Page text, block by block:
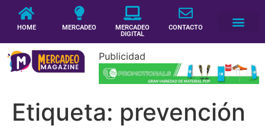
HOME MERCADEO
MERCADEO
DIGITAL
CONTACTO
Publicidad
Etiqueta: prevención